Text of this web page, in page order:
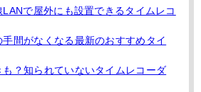
で屋外にも設置できるタイムレコ
間がなくなる最新のおすすめタイ
も？知られていないタイムレコーダ